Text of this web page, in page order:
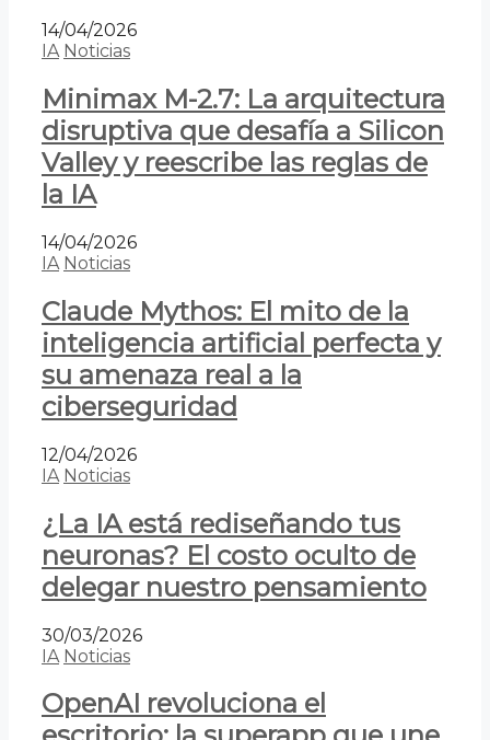
14/04/2026
IA Noticias
Minimax M-2.7: La arquitectura
disruptiva que desafía a Silicon
Valley y reescribe las reglas de
la IA
14/04/2026
IA Noticias
Claude Mythos: El mito de la
inteligencia artificial perfecta y
su amenaza real a la
ciberseguridad
12/04/2026
IA Noticias
¿La IA está rediseñando tus
neuronas? El costo oculto de
delegar nuestro pensamiento
30/03/2026
IA Noticias
OpenAI revoluciona el